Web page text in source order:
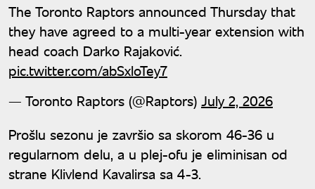
The Toronto Raptors announced Thursday that
they have agreed to a multi-year extension with
head coach Darko Rajaković.
pic.twitter.com/abSxloTey7
— Toronto Raptors (@Raptors) July 2, 2026
Prošlu sezonu je završio sa skorom 46-36 u
regularnom delu, a u plej-ofu je eliminisan od
strane Klivlend Kavalirsa sa 4-3.